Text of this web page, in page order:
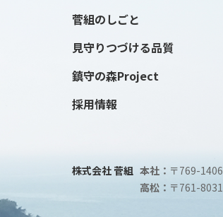
菅組のしごと
見守りつづける品質
鎮守の森Project
採用情報
株式会社 菅組 本社： 〒769-
高松： 〒761-